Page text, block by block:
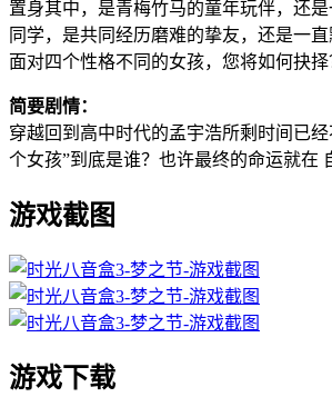
置身其中，是青梅竹马的童年玩伴，还
同学，是共同经历磨难的挚友，还是一直
面对四个性格不同的女孩，您将如何抉择
简要剧情：
穿越回到高中时代的孟宇浩所剩时间已
个女孩”到底是谁？也许最终的命运就在 自
游戏截图
游戏下载